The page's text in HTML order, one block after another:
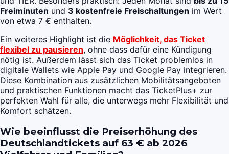
Freiminuten und 3 kostenfreie Freischaltungen im Wert
von etwa 7 € enthalten.
Ein weiteres Highlight ist die Möglichkeit, das Ticket
flexibel zu pausieren, ohne dass dafür eine Kündigung
nötig ist. Außerdem lässt sich das Ticket problemlos in
digitale Wallets wie Apple Pay und Google Pay integrieren.
Diese Kombination aus zusätzlichen Mobilitätsangeboten
und praktischen Funktionen macht das TicketPlus+ zur
perfekten Wahl für alle, die unterwegs mehr Flexibilität und
Komfort schätzen.
Wie beeinflusst die Preiserhöhung des
Deutschlandtickets auf 63 € ab 2026